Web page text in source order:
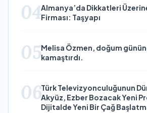
04Almanya’da Dikkatleri
Firması: Taşyapı
05Melisa Özmen, doğum
kamaştırdı.
06Türk Televizyonculuğunun
Akyüz, Ezber Bozacak Yeni
Dijitalde Yeni Bir Çağ